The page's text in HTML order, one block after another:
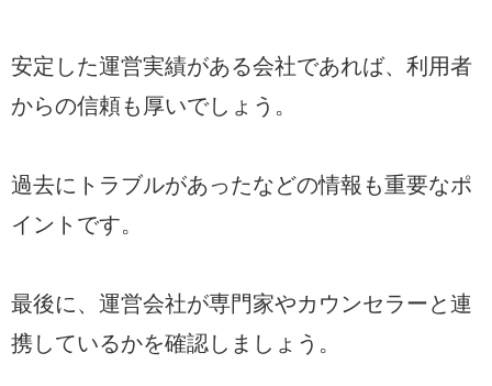
安定した運営実績がある会社であれば、利用者
からの信頼も厚いでしょう。
過去にトラブルがあったなどの情報も重要なポ
イントです。
最後に、運営会社が専門家やカウンセラーと連
携しているかを確認しましょう。